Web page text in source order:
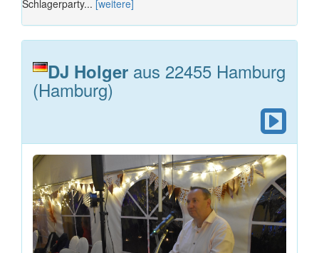
Schlagerparty... [weitere]
DJ Holger aus 22455 Hamburg
(Hamburg)